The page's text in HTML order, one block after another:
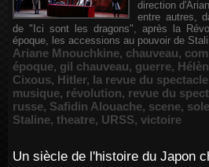
direction
entre autres,
de "Ici sont les dragons", après la
époque, les accessions au pouvoir de
Ariane Mnouchkine, chauveau,
époque, gil chauveau, guerre,
Cixous, Hitler, la revue du spectacle
musique, révolution, revue du
russe, Safidin Alouache, scene,
Staline, theatre, URSS, victoire
Un siècle de l'histoire du Japon